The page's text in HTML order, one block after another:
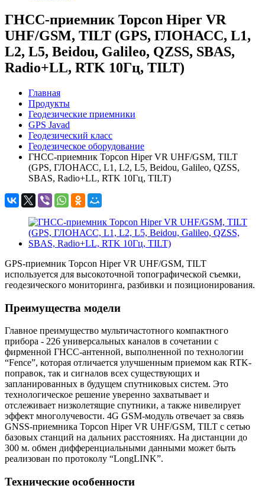
ГНСС-приемник Topcon Hiper VR
UHF/GSM, TILT (GPS, ГЛОНАСС, L1,
L2, L5, Beidou, Galileo, QZSS, SBAS,
Radio+LL, RTK 10Гц, TILT)
Главная
Продукты
Геодезические приемники
GPS Javad
Геодезический класс
Геодезическое оборудование
ГНСС-приемник Topcon Hiper VR UHF/GSM, TILT
(GPS, ГЛОНАСС, L1, L2, L5, Beidou, Galileo, QZSS,
SBAS, Radio+LL, RTK 10Гц, TILT)
GPS-приемник Topcon Hiper VR UHF/GSM, TILT
используется для высокоточной топографической съемки,
геодезического мониторинга, разбивки и позиционирования.
Преимущества модели
Главное преимущество мультичастотного компактного
прибора - 226 универсальных каналов в сочетании с
фирменной ГНСС-антенной, выполненной по технологии
“Fence”, которая отличается улучшенным приемом как RTK-
поправок, так и сигналов всех существующих и
запланированных в будущем спутниковых систем. Это
технологическое решение уверенно захватывает и
отслеживает низколетящие спутники, а также нивелирует
эффект многолучевости. 4G GSM-модуль отвечает за связь
GNSS-приемника Topcon Hiper VR UHF/GSM, TILT с сетью
базовых станций на дальних расстояниях. На дистанции до
300 м. обмен дифференциальными данными может быть
реализован по протоколу “LongLINK”.
Технические особенности